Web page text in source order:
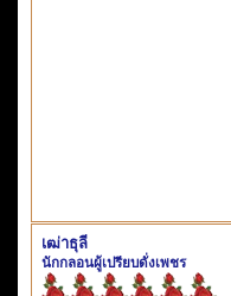
เฒ่าธุลี
นักกลอนผู้เปรียบดั่งเพชร